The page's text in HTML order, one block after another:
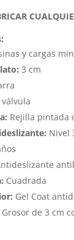
:
y cargas
3 cm
válvula
Rejilla pintada
Nivel
Cuadrada
Gel Coat
Grosor de 3 cm